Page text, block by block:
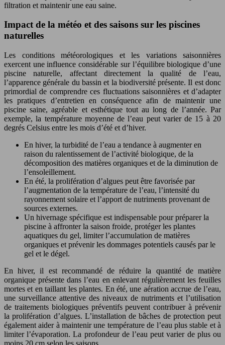
filtration et maintenir une eau saine.
Impact de la météo et des saisons sur les piscines
naturelles
Les conditions météorologiques et les variations saisonnières
exercent une influence considérable sur l’équilibre biologique d’une
piscine naturelle, affectant directement la qualité de l’eau,
l’apparence générale du bassin et la biodiversité présente. Il est donc
primordial de comprendre ces fluctuations saisonnières et d’adapter
les pratiques d’entretien en conséquence afin de maintenir une
piscine saine, agréable et esthétique tout au long de l’année. Par
exemple, la température moyenne de l’eau peut varier de 15 à 20
degrés Celsius entre les mois d’été et d’hiver.
En hiver, la turbidité de l’eau a tendance à augmenter en
raison du ralentissement de l’activité biologique, de la
décomposition des matières organiques et de la diminution de
l’ensoleillement.
En été, la prolifération d’algues peut être favorisée par
l’augmentation de la température de l’eau, l’intensité du
rayonnement solaire et l’apport de nutriments provenant de
sources externes.
Un hivernage spécifique est indispensable pour préparer la
piscine à affronter la saison froide, protéger les plantes
aquatiques du gel, limiter l’accumulation de matières
organiques et prévenir les dommages potentiels causés par le
gel et le dégel.
En hiver, il est recommandé de réduire la quantité de matière
organique présente dans l’eau en enlevant régulièrement les feuilles
mortes et en taillant les plantes. En été, une aération accrue de l’eau,
une surveillance attentive des niveaux de nutriments et l’utilisation
de traitements biologiques préventifs peuvent contribuer à prévenir
la prolifération d’algues. L’installation de bâches de protection peut
également aider à maintenir une température de l’eau plus stable et à
limiter l’évaporation. La profondeur de l’eau peut varier de plus ou
moins 20 cm selon les saisons.